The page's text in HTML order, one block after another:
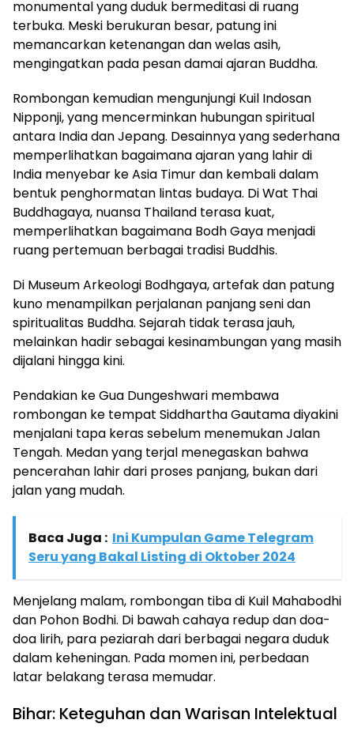
monumental yang duduk bermeditasi di ruang
terbuka. Meski berukuran besar, patung ini
memancarkan ketenangan dan welas asih,
mengingatkan pada pesan damai ajaran Buddha.
Rombongan kemudian mengunjungi Kuil Indosan
Nipponji, yang mencerminkan hubungan spiritual
antara India dan Jepang. Desainnya yang sederhana
memperlihatkan bagaimana ajaran yang lahir di
India menyebar ke Asia Timur dan kembali dalam
bentuk penghormatan lintas budaya. Di Wat Thai
Buddhagaya, nuansa Thailand terasa kuat,
memperlihatkan bagaimana Bodh Gaya menjadi
ruang pertemuan berbagai tradisi Buddhis.
Di Museum Arkeologi Bodhgaya, artefak dan patung
kuno menampilkan perjalanan panjang seni dan
spiritualitas Buddha. Sejarah tidak terasa jauh,
melainkan hadir sebagai kesinambungan yang masih
dijalani hingga kini.
Pendakian ke Gua Dungeshwari membawa
rombongan ke tempat Siddhartha Gautama diyakini
menjalani tapa keras sebelum menemukan Jalan
Tengah. Medan yang terjal menegaskan bahwa
pencerahan lahir dari proses panjang, bukan dari
jalan yang mudah.
Baca Juga : Ini Kumpulan Game Telegram
Seru yang Bakal Listing di Oktober 2024
Menjelang malam, rombongan tiba di Kuil Mahabodhi
dan Pohon Bodhi. Di bawah cahaya redup dan doa-
doa lirih, para peziarah dari berbagai negara duduk
dalam keheningan. Pada momen ini, perbedaan
latar belakang terasa memudar.
Bihar: Keteguhan dan Warisan Intelektual